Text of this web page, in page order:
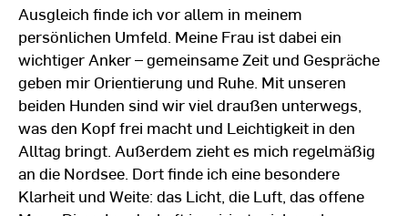
Ausgleich finde ich vor allem in meinem
persönlichen Umfeld. Meine Frau ist dabei ein
wichtiger Anker – gemeinsame Zeit und Gespräche
geben mir Orientierung und Ruhe. Mit unseren
beiden Hunden sind wir viel draußen unterwegs,
was den Kopf frei macht und Leichtigkeit in den
Alltag bringt. Außerdem zieht es mich regelmäßig
an die Nordsee. Dort finde ich eine besondere
Klarheit und Weite: das Licht, die Luft, das offene